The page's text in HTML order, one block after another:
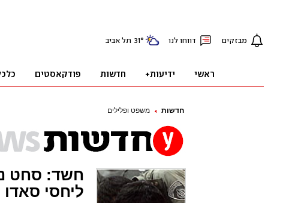
חדשות משפט ופלילים
חשד: סחט
ליחסי סאדו